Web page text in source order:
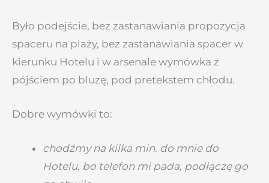
Było podejście, bez zastanawiania propozycja
spaceru na plaży, bez zastanawiania spacer w
kierunku Hotelu i w arsenale wymówka z
pójściem po bluzę, pod pretekstem chłodu.
Dobre wymówki to:
chodźmy na kilka min. do mnie do
Hotelu, bo telefon mi pada, podłączę go